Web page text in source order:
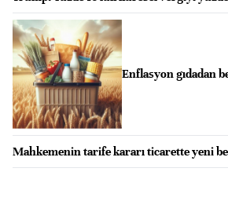
Enflasyon gıdadan
Mahkemenin tarife kararı ticarette yeni